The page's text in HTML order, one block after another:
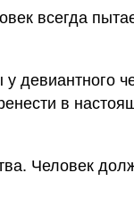
всегда
девиантного
в
Человек